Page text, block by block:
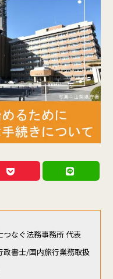
つなぐ法務事務所 代表
政書士/国内旅行業務取扱